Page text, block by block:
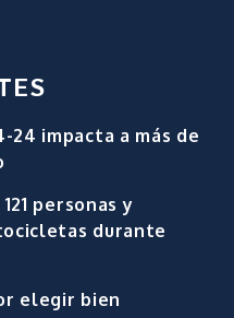
24 impacta a más de
personas y
durante
elegir bien